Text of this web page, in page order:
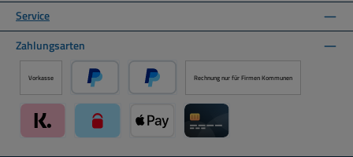
Service
Zahlungsarten
Vorkasse
PayPal Später Bezahlen über PayPal
Rechnung nur für Firmen Kommunen